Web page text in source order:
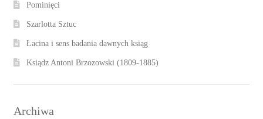
Pominięci
Szarlotta Sztuc
Łacina i sens badania dawnych ksiąg
Ksiądz Antoni Brzozowski (1809-1885)
Archiwa